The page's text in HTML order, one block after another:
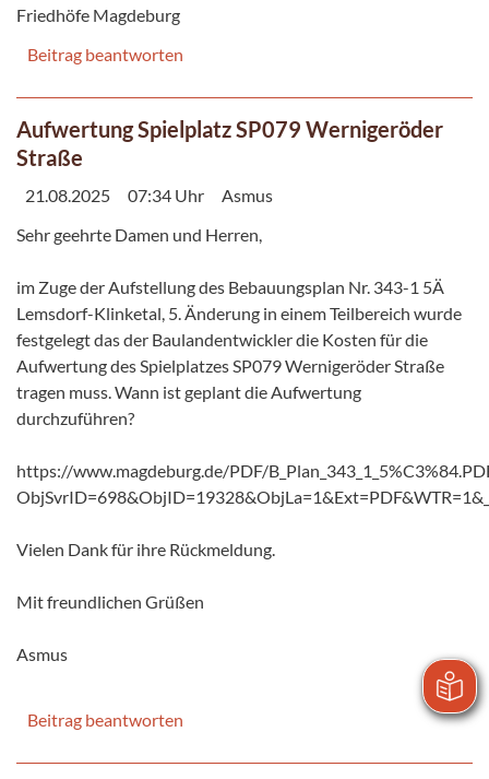
Friedhöfe Magdeburg
Beitrag beantworten
Aufwertung Spielplatz SP079 Wernigeröder
Straße
21.08.2025 07:34 Uhr
Asmus
Sehr geehrte Damen und Herren,
im Zuge der Aufstellung des Bebauungsplan Nr. 343-1 5Ä
Lemsdorf-Klinketal, 5. Änderung in einem Teilbereich wurde
festgelegt das der Baulandentwickler die Kosten für die
Aufwertung des Spielplatzes SP079 Wernigeröder Straße
tragen muss. Wann ist geplant die Aufwertung
durchzuführen?
https://www.magdeburg.de/PDF/
Vielen Dank für ihre Rückmeldung.
Mit freundlichen Grüßen
Asmus
Beitrag beantworten